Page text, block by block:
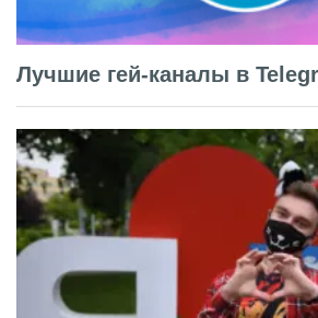
Лучшие гей-каналы в